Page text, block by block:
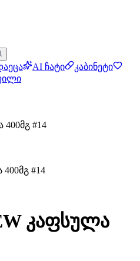
AI ჩატი
კაბინეტი
#14
კაფსულა